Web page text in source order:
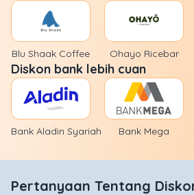
Blu Shaak Coffee Ohayo Ricebar
Diskon bank lebih cuan
Bank Aladin Syariah Bank Mega
Pertanyaan Tentang